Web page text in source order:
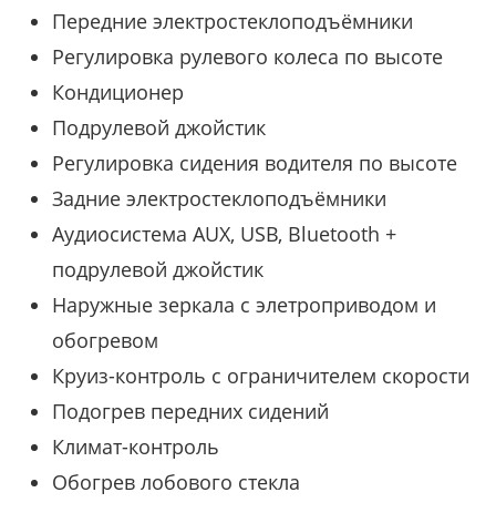
Передние электростеклоподъёмники
Регулировка рулевого колеса по высоте
Кондиционер
Подрулевой джойстик
Регулировка сидения водителя по высоте
Задние электростеклоподъёмники
Аудиосистема AUX, USB, Bluetooth +
подрулевой джойстик
Наружные зеркала с элетроприводом и
обогревом
Круиз-контроль с ограничителем скорости
Подогрев передних сидений
Климат-контроль
Обогрев лобового стекла